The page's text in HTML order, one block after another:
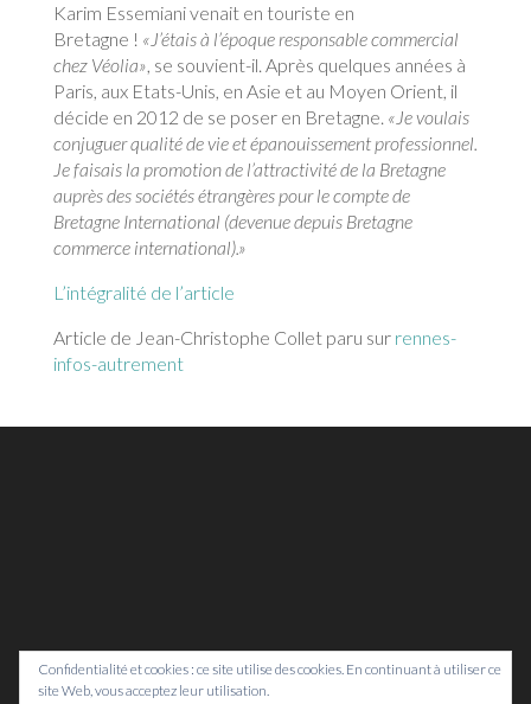
Karim Essemiani venait en touriste en
Bretagne ! «J’étais à l’époque responsable commercial
chez Véolia», se souvient-il. Après quelques années à
Paris, aux Etats-Unis, en Asie et au Moyen Orient, il
décide en 2012 de se poser en Bretagne. «Je voulais
conjuguer qualité de vie et épanouissement professionnel.
Je faisais la promotion de l’attractivité de la Bretagne
auprès des sociétés étrangères pour le compte de
Bretagne International (devenue depuis Bretagne
commerce international).»
L’intégralité de l’article
Article de Jean-Christophe Collet paru sur rennes-
infos-autrement
Confidentialité et cookies : ce site utilise des cookies. En continuant à utiliser ce
site Web, vous acceptez leur utilisation.